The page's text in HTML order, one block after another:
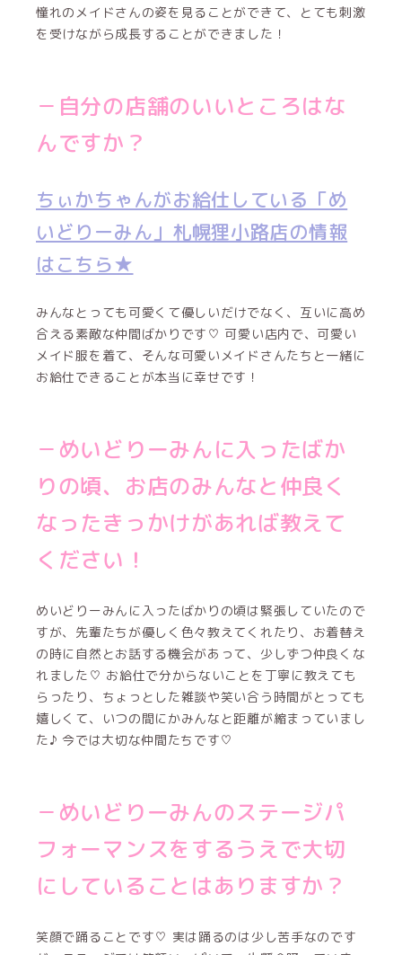
憧れのメイドさんの姿を見ることができて、とても刺激
を受けながら成長することができました！
－自分の店舗のいいところはな
んですか？
ちぃかちゃんがお給仕している「め
いどりーみん」札幌狸小路店の情報
はこちら★
みんなとっても可愛くて優しいだけでなく、互いに高め
合える素敵な仲間ばかりです♡ 可愛い店内で、可愛い
メイド服を着て、そんな可愛いメイドさんたちと一緒に
お給仕できることが本当に幸せです！
－めいどりーみんに入ったばか
りの頃、お店のみんなと仲良く
なったきっかけがあれば教えて
ください！
めいどりーみんに入ったばかりの頃は緊張していたので
すが、先輩たちが優しく色々教えてくれたり、お着替え
の時に自然とお話する機会があって、少しずつ仲良くな
れました♡ お給仕で分からないことを丁寧に教えても
らったり、ちょっとした雑談や笑い合う時間がとっても
嬉しくて、いつの間にかみんなと距離が縮まっていまし
た♪ 今では大切な仲間たちです♡
－めいどりーみんのステージパ
フォーマンスをするうえで大切
にしていることはありますか？
笑顔で踊ることです♡ 実は踊るのは少し苦手なのです